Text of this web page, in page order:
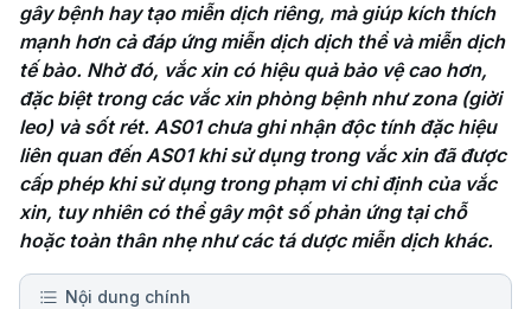
gây bệnh hay tạo miễn dịch riêng, mà giúp kích thích
mạnh hơn cả đáp ứng miễn dịch dịch thể và miễn dịch
tế bào. Nhờ đó, vắc xin có hiệu quả bảo vệ cao hơn,
đặc biệt trong các vắc xin phòng bệnh như zona (giời
leo) và sốt rét. AS01 chưa ghi nhận độc tính đặc hiệu
liên quan đến AS01 khi sử dụng trong vắc xin đã được
cấp phép khi sử dụng trong phạm vi chỉ định của vắc
xin, tuy nhiên có thể gây một số phản ứng tại chỗ
hoặc toàn thân nhẹ như các tá dược miễn dịch khác.
Nội dung chính